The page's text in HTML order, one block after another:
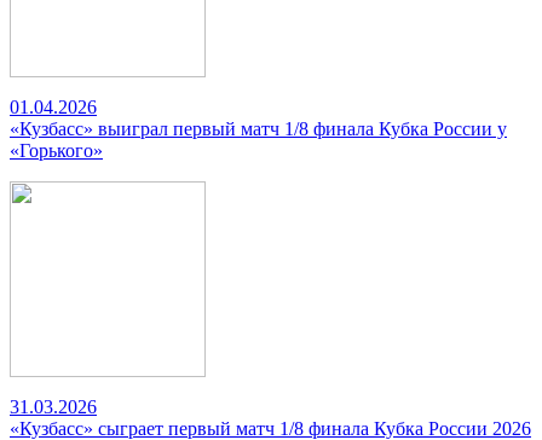
01.04.2026
«Кузбасс» выиграл первый матч 1/8 финала Кубка России у
«Горького»
31.03.2026
«Кузбасс» сыграет первый матч 1/8 финала Кубка России 2026